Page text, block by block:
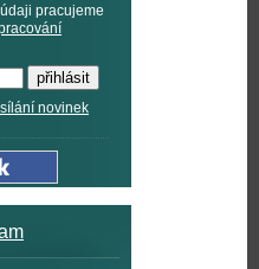
pracujeme
novinek